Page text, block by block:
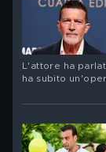
L'attore ha
ha subito